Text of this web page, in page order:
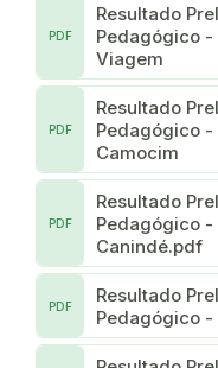
Resultado
Pedagógico -
Viagem
PDF
Resultado
Pedagógico -
Camocim
PDF
Resultado
Pedagógico -
Canindé.pdf
PDF
Resultado
Pedagógico -
PDF